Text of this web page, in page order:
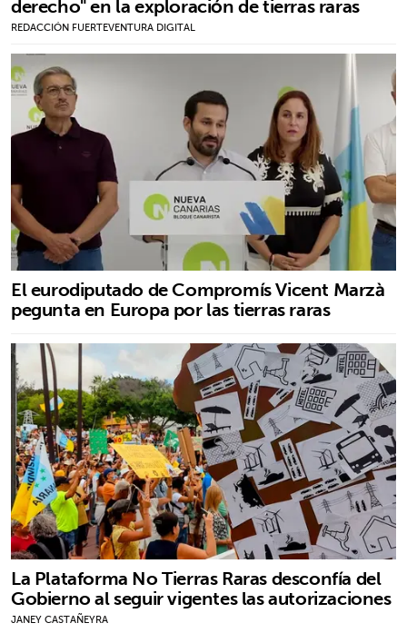
REDACCIÓN FUERTEVENTURA DIGITAL
El eurodiputado de Compromís Vicent Marzà
pegunta en Europa por las tierras raras
La Plataforma No Tierras Raras desconfía del
Gobierno al seguir vigentes las autorizaciones
JANEY CASTAÑEYRA